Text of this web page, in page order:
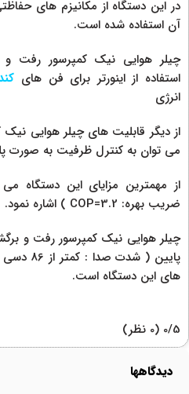
در این دستگاه از مکانیزم های
آن استفاده شده است.
استفاده از اینورتر برای فن های
انرژی
می توان به کنترل ظرفیت به صورت
از مهمترین مزایای این دستگاه
ضریب بهره: COP=3.2 ) اشاره نمود.
پایین (
های این دستگاه است.
‫0/5 ‫(0 نظر)
دیدگاهها